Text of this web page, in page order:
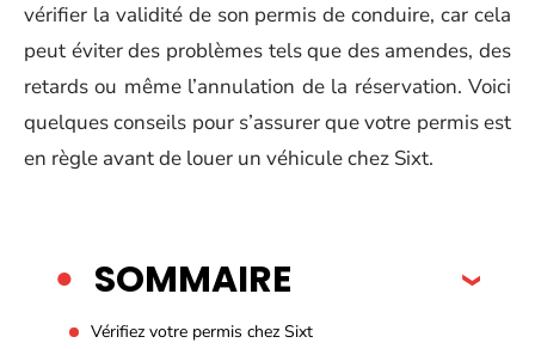
vérifier la validité de son permis de conduire, car cela
peut éviter des problèmes tels que des amendes, des
retards ou même l’annulation de la réservation. Voici
quelques conseils pour s’assurer que votre permis est
en règle avant de louer un véhicule chez Sixt.
SOMMAIRE
Vérifiez votre permis chez Sixt